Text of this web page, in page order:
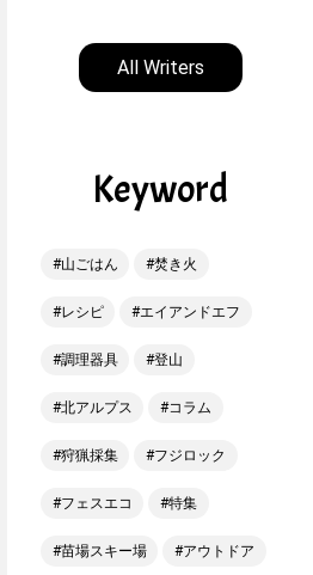
All Writers
Keyword
山ごはん 焚き火
レシピ エイアンドエフ
調理器具 登山
北アルプス コラム
狩猟採集 フジロック
フェスエコ 特集
苗場スキー場 アウトドア